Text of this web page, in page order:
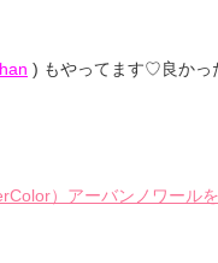
) もやってます♡良かっ
）アーバンノワール